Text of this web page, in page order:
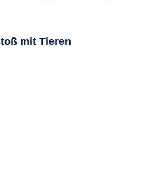
mit Tieren